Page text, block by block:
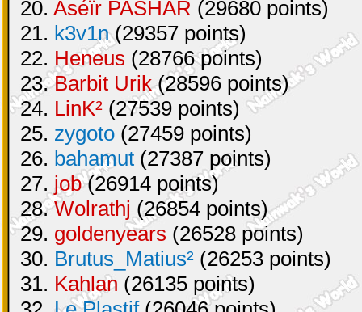
20. Aséïr PASHAR (29680 points)
21. k3v1n(29357 points)
22. Heneus (28766 points)
23.Barbit Urik(28596 points)
24. LinK² (27539 points)
25. zygoto (27459 points)
26. bahamut (27387 points)
27. job(26914 points)
28.Wolrathj (26854 points)
29. goldenyears (26528 points)
30. Brutus_Matius² (26253 points)
31. Kahlan (26135 points)